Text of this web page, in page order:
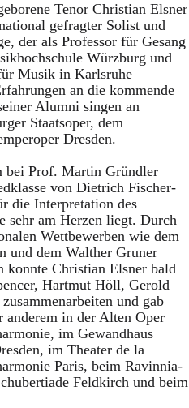
Tenor Christian Elsner
gefragter Solist und
der als Professor für Gesang
Würzburg und
Musik in Karlsruhe
an die kommende
Alumni singen an
Staatsoper, dem
Dresden.
bei Prof. Martin Gründler
von Dietrich Fischer-
die Interpretation des
sehr am Herzen liegt. Durch
Wettbewerben wie dem
und dem Walther Gruner
konnte Christian Elsner bald
Hartmut Höll, Gerold
und gab
anderem in der Alten Oper
im Gewandhaus
im Theater de la
Paris, beim Ravinnia-
Feldkirch und beim